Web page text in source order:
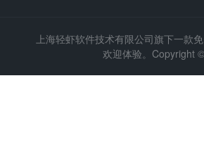
上海轻虾软件技术有限公司旗下一款
欢迎体验。Copyright